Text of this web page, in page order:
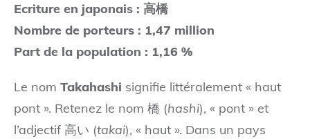
Ecriture en japonais : 高橋
Nombre de porteurs : 1,47 million
Part de la population : 1,16 %
Le nom Takahashi signifie littéralement « haut
pont ». Retenez le nom 橋 (hashi), « pont » et
l’adjectif 高い (takai), « haut ». Dans un pays